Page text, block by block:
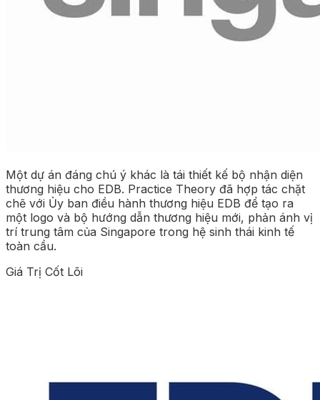
Một dự án đáng chú ý khác là tái thiết kế bộ nhận diện
thương hiệu cho EDB. Practice Theory đã hợp tác chặt
chẽ với Ủy ban điều hành thương hiệu EDB để tạo ra
một logo và bộ hướng dẫn thương hiệu mới, phản ánh vị
trí trung tâm của Singapore trong hệ sinh thái kinh tế
toàn cầu.
Giá Trị Cốt Lõi